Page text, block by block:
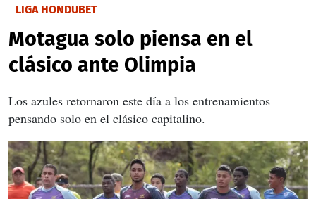
LIGA HONDUBET
Motagua solo piensa en el
clásico ante Olimpia
Los azules retornaron este día a los entrenamientos
pensando solo en el clásico capitalino.